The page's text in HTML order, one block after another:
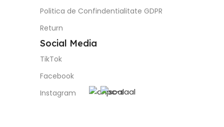
Politica de Confindentialitate GDPR
Return
Social Media
TikTok
Facebook
Instagram